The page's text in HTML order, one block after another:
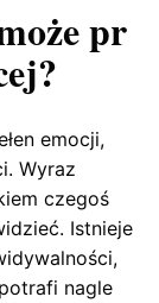
pr
emocji,
Wyraz
czegoś
Istnieje
nagle